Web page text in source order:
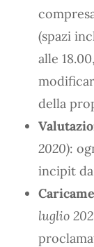
(spazi
alle
della
2020):
incipit
luglio